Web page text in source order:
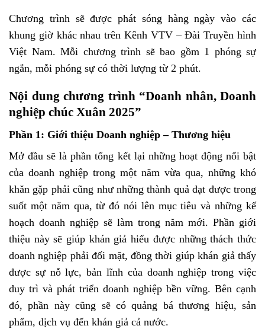
Chương trình sẽ được phát sóng hàng ngày vào các
khung giờ khác nhau trên Kênh VTV – Đài Truyền hình
Việt Nam. Mỗi chương trình sẽ bao gồm 1 phóng sự
ngắn, mỗi phóng sự có thời lượng từ 2 phút.
Nội dung chương trình “Doanh nhân, Doanh
nghiệp chúc Xuân 2025”
Phần 1: Giới thiệu Doanh nghiệp – Thương hiệu
Mở đầu sẽ là phần tổng kết lại những hoạt động nổi bật
của doanh nghiệp trong một năm vừa qua, những khó
khăn gặp phải cũng như những thành quả đạt được trong
suốt một năm qua, từ đó nói lên mục tiêu và những kế
hoạch doanh nghiệp sẽ làm trong năm mới. Phần giới
thiệu này sẽ giúp khán giả hiểu được những thách thức
doanh nghiệp phải đối mặt, đồng thời giúp khán giả thấy
được sự nỗ lực, bản lĩnh của doanh nghiệp trong việc
duy trì và phát triển doanh nghiệp bền vững. Bên cạnh
đó, phần này cũng sẽ có quảng bá thương hiệu, sản
phẩm, dịch vụ đến khán giả cả nước.